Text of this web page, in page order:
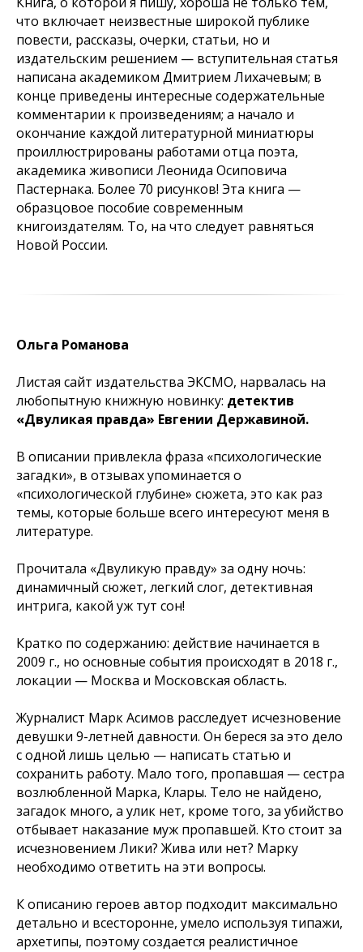
что включает неизвестные широкой публике
повести, рассказы, очерки, статьи, но и
издательским решением — вступительная статья
написана академиком Дмитрием Лихачевым; в
конце приведены интересные содержательные
комментарии к произведениям; а начало и
окончание каждой литературной миниатюры
проиллюстрированы работами отца поэта,
академика живописи Леонида Осиповича
Пастернака. Более 70 рисунков! Эта книга —
образцовое пособие современным
книгоиздателям. То, на что следует равняться
Новой России.
Ольга Романова
Листая сайт издательства ЭКСМО, нарвалась на
любопытную книжную новинку: детектив
«Двуликая правда» Евгении Державиной.
В описании привлекла фраза «психологические
загадки», в отзывах упоминается о
«психологической глубине» сюжета, это как раз
темы, которые больше всего интересуют меня в
литературе.
Прочитала «Двуликую правду» за одну ночь:
динамичный сюжет, легкий слог, детективная
интрига, какой уж тут сон!
Кратко по содержанию: действие начинается в
2009 г., но основные события происходят в 2018 г.,
локации — Москва и Московская область.
Журналист Марк Асимов расследует исчезновение
девушки 9-летней давности. Он береся за это дело
с одной лишь целью — написать статью и
сохранить работу. Мало того, пропавшая — сестра
возлюбленной Марка, Клары. Тело не найдено,
загадок много, а улик нет, кроме того, за убийство
отбывает наказание муж пропавшей. Кто стоит за
исчезновением Лики? Жива или нет? Марку
необходимо ответить на эти вопросы.
К описанию героев автор подходит максимально
детально и всесторонне, умело используя типажи,
архетипы, поэтому создается реалистичное